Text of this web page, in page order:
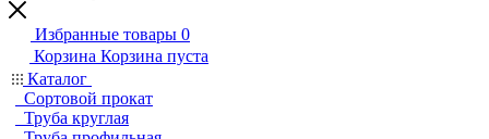
Избранные товары 0
Корзина Корзина пуста
Каталог
Сортовой прокат
Труба круглая